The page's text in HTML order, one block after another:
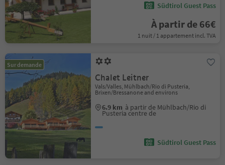
Südtirol Guest Pass
À partir de 66€
1 nuit / 1 appartement incl. TVA
Sur demande
Chalet Leitner
Vals/Valles, Mühlbach/Rio di Pusteria,
Brixen/Bressanone and environs
6.9 km à partir de Mühlbach/Rio di
Pusteria centre de
Südtirol Guest Pass